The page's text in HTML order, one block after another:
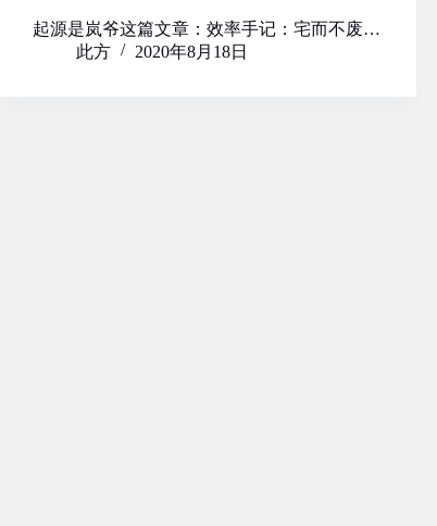
起源是岚爷这篇文章：效率手记：宅而不废…
此方
2020年8月18日